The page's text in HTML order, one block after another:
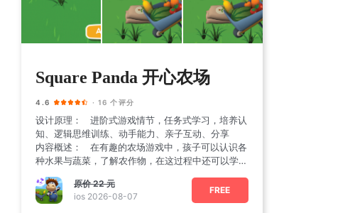
Square Panda 开心农场
4.6 · 16 个评分
设计原理： 进阶式游戏情节，任务式学习，培养认
知、逻辑思维训练、动手能力、亲子互动、分享
内容概述： 在有趣的农场游戏中，孩子可以认识各
种水果与蔬菜，了解农作物，在这过程中还可以学习
字母与
原价22 元
ios 2026-08-07
FREE